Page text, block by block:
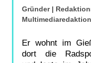
Gründer |
Multimediaredaktion
Er wohnt im
dort die